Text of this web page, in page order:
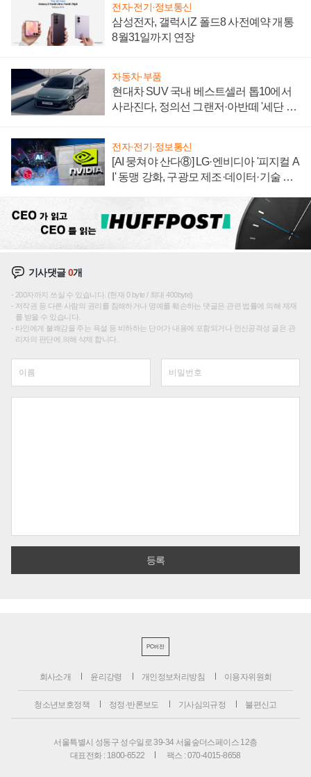
전자·전기·정보통신
삼성전자, 갤럭시Z 폴드8 사전예약 개통
8월31일까지 연장
자동차·부품
현대차 SUV 국내 베스트셀러 톱10에서
사라진다, 정의선 그랜저·아반떼 '세단 쌍
전자·전기·정보통신
[AI 뭉쳐야 산다⑧] LG·엔비디아 '피지컬 A
I' 동맹 강화, 구광모 제조·데이터·기술 결
기사댓글0개
200자까지 쓰실 수 있습니다. (현재 0 byte / 최대 400byte)
저작권 등 다른 사람의 권리를 침해하거나 명예를 훼손하는 댓글은 관련 법률에 의해 제재
를 받을 수 있습니다.
타인에게 불쾌감을 주는 욕설 등 비하하는 단어가 내용에 포함되거나 인신공격성 글은 관
리자의 판단에 의해 삭제 합니다.
PC버전
회사소개 윤리강령 개인정보처리방침 이용자위원회
청소년보호정책 정정·반론보도 기사심의규정 불편신고
서울특별시 성동구 성수일로 39-34 서울숲더스페이스 12층
대표전화 : 1800-6522
팩스 : 070-4015-8658